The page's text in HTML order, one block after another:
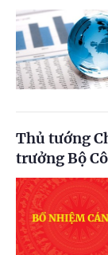
Thủ tướng
trưởng Bộ